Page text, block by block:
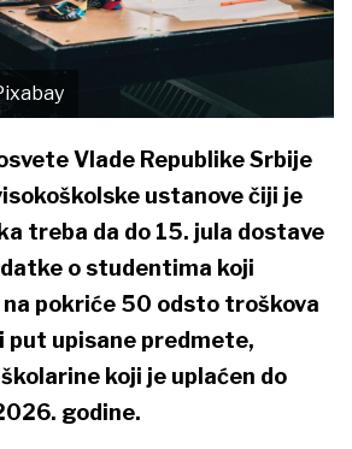
Vlade Republike Srbije
ustanove čiji je
treba da do 15. jula dostave
o studentima koji
pokriće 50 odsto troškova
put upisane predmete,
koji je uplaćen do
godine.